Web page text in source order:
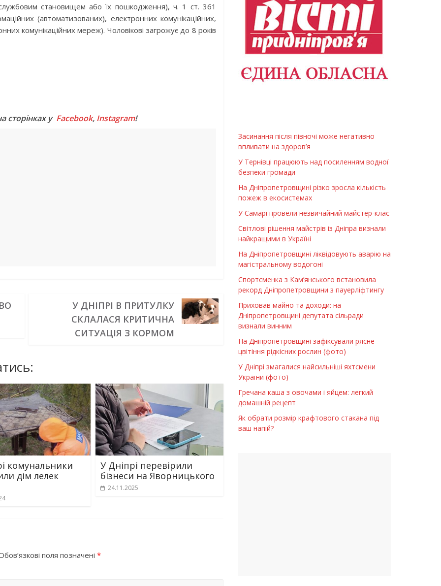
становищем або їх пошкодження), ч. 1 ст. 361
(автоматизованих), електронних комунікаційних,
комунікаційних мереж). Чоловікові загрожує до 8 років
сторінках у Facebook, Instagram!
У ДНІПРІ В ПРИТУЛКУ
СКЛАЛАСЯ КРИТИЧНА
СИТУАЦІЯ З КОРМОМ
комунальники
дім лелек
У Дніпрі перевірили
бізнеси на Яворницького
24.11.2025
поля позначені *
Засинання після півночі може негативно
впливати на здоров’я
У Тернівці працюють над посиленням водної
безпеки громади
На Дніпропетровщині різко зросла кількість
пожеж в екосистемах
У Самарі провели незвичайний майстер-клас
Світлові рішення майстрів із Дніпра визнали
найкращими в Україні
На Дніпропетровщині ліквідовують аварію на
магістральному водогоні
Спортсменка з Кам’янського встановила
рекорд Дніпропетровщини з пауерліфтингу
Приховав майно та доходи: на
Дніпропетровщині депутата сільради
визнали винним
На Дніпропетровщині зафіксували рясне
цвітіння рідкісних рослин (фото)
У Дніпрі змагалися найсильніші яхтсмени
України (фото)
Гречана каша з овочами і яйцем: легкий
домашній рецепт
Як обрати розмір крафтового стакана під
ваш напій?